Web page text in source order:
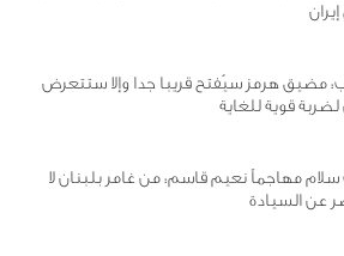
مضيق هرمز سيُفتح قريبا جدا وإلا ستتعرض
لضربة قوية للغاية
سلام مهاجماً نعيم قاسم: من غامر بلبنان لا
عن السيادة